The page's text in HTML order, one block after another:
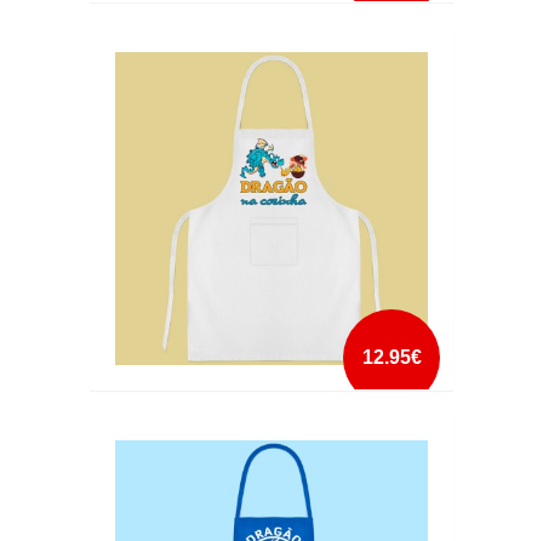
mais info
12.95€
mais info
add à lista